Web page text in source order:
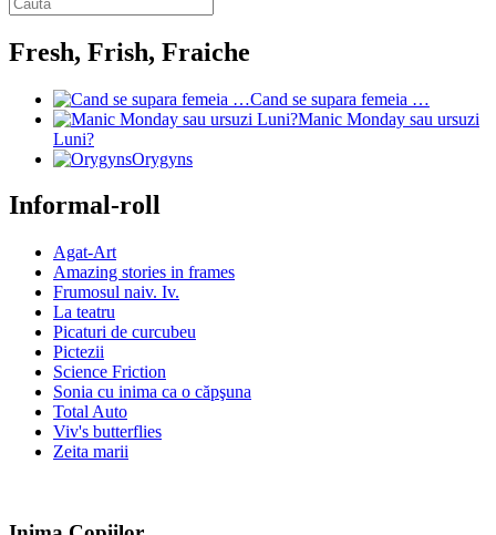
Fresh, Frish, Fraiche
Cand se supara femeia …
Manic Monday sau ursuzi
Luni?
Orygyns
Informal-roll
Agat-Art
Amazing stories in frames
Frumosul naiv. Iv.
La teatru
Picaturi de curcubeu
Pictezii
Science Friction
Sonia cu inima ca o căpşuna
Total Auto
Viv's butterflies
Zeita marii